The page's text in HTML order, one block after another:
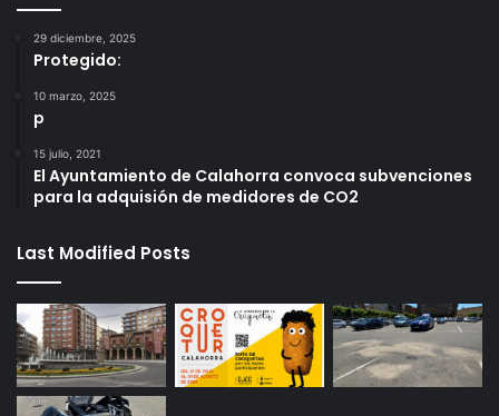
29 diciembre, 2025
Protegido:
10 marzo, 2025
p
15 julio, 2021
El Ayuntamiento de Calahorra convoca subvenciones
para la adquisión de medidores de CO2
Last Modified Posts